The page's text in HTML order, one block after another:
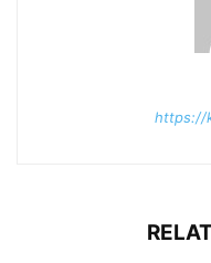
https://